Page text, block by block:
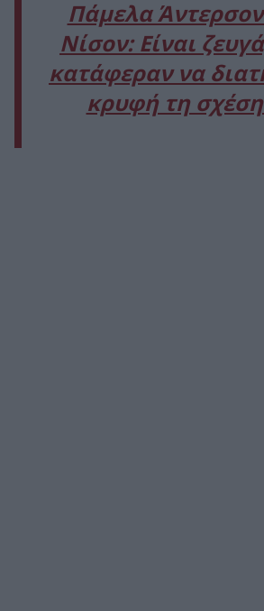
Πάμελα
Νίσον: Είναι
κατάφεραν να
κρυφή τη